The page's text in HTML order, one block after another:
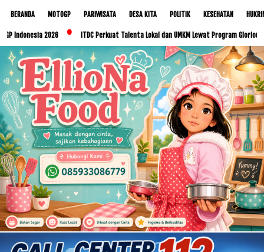
BERANDA MOTOGP PARIWISATA DESA KITA POLITIK KESEHATAN
2026 ITDC Perkuat Talenta Lokal dan UMKM Lewat Program Glorious Golo Mori